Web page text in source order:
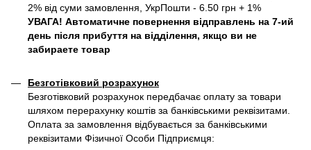
2% від суми замовлення, УкрПошти - 6.50 грн + 1%
УВАГА! Автоматичне повернення відправлень на 7-ий
день після прибуття на відділення, якщо ви не
забираете товар
Безготівковий розрахунок
Безготівковий розрахунок передбачає оплату за товари
шляхом перерахунку коштів за банківськими реквізитами.
Оплата за замовлення відбувається за банківськими
реквізитами Фізичної Особи Підприємця: